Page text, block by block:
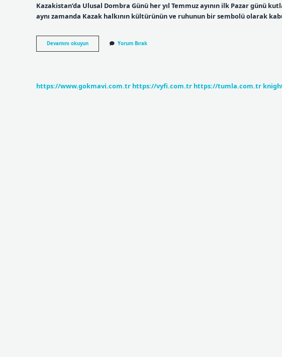
Kazakistan’da Ulusal Dombra Günü her yıl Temmuz ayının ilk Pazar günü
aynı zamanda Kazak halkının kültürünün ve ruhunun bir sembolü olarak
Devamını okuyunDıbır
Ne
Yorum Bırak
https://www.gokmavi.com.tr https://vyfi.com.tr https://tumla.com.tr